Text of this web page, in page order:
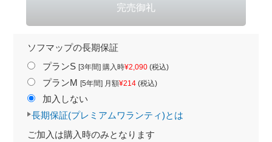
ソフマップの長期保証
プランS [3年間] 購入時¥2,090(税込)
プランM [5年間] 月額¥214(税込)
加入しない
長期保証(プレミアムワランティ)とは
ご加入は購入時のみとなります